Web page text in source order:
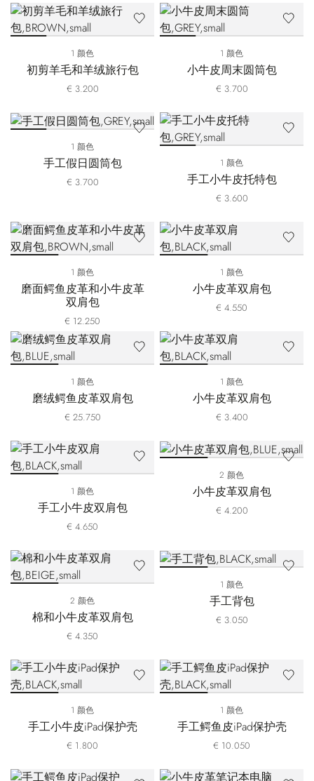
1 颜色
初剪羊毛和羊绒旅行包
€ 3.200
1 颜色
小牛皮周末圆筒包
€ 3.700
1 颜色
手工假日圆筒包
€ 3.700
1 颜色
手工小牛皮托特包
€ 3.600
1 颜色
磨面鳄鱼皮革和小牛皮革
双肩包
€ 12.250
1 颜色
小牛皮革双肩包
€ 4.550
1 颜色
磨绒鳄鱼皮革双肩包
€ 25.750
1 颜色
小牛皮革双肩包
€ 3.400
1 颜色
手工小牛皮双肩包
€ 4.650
2 颜色
小牛皮革双肩包
€ 4.200
2 颜色
棉和小牛皮革双肩包
€ 4.350
1 颜色
手工背包
€ 3.050
1 颜色
手工小牛皮iPad保护壳
€ 1.800
1 颜色
手工鳄鱼皮iPad保护壳
€ 10.050